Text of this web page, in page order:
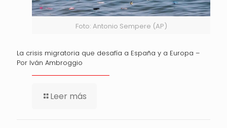
Foto: Antonio Sempere (AP)
La crisis migratoria que desafía a España y a Europa –
Por Iván Ambroggio
Leer más